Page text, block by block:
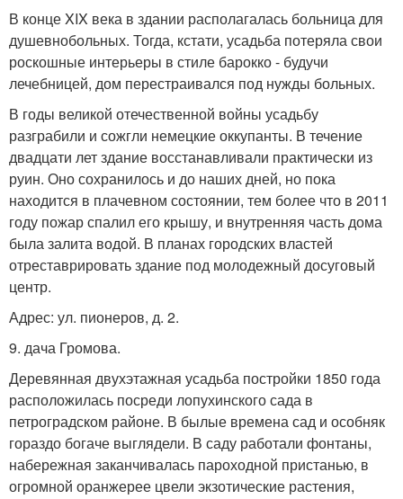
В конце XIX века в здании располагалась больница для
душевнобольных. Тогда, кстати, усадьба потеряла свои
роскошные интерьеры в стиле барокко - будучи
лечебницей, дом перестраивался под нужды больных.
В годы великой отечественной войны усадьбу
разграбили и сожгли немецкие оккупанты. В течение
двадцати лет здание восстанавливали практически из
руин. Оно сохранилось и до наших дней, но пока
находится в плачевном состоянии, тем более что в 2011
году пожар спалил его крышу, и внутренняя часть дома
была залита водой. В планах городских властей
отреставрировать здание под молодежный досуговый
центр.
Адрес: ул. пионеров, д. 2.
9. дача Громова.
Деревянная двухэтажная усадьба постройки 1850 года
расположилась посреди лопухинского сада в
петроградском районе. В былые времена сад и особняк
гораздо богаче выглядели. В саду работали фонтаны,
набережная заканчивалась пароходной пристанью, в
огромной оранжерее цвели экзотические растения,